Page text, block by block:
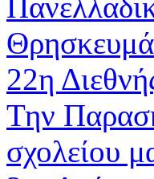
22η
Την
σχολείου